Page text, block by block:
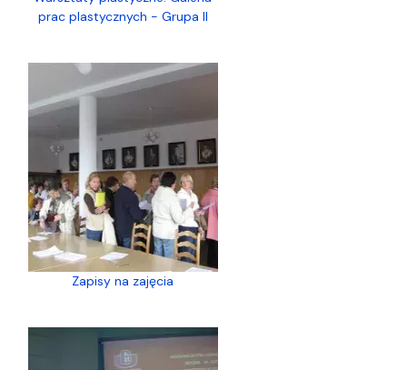
prac plastycznych - Grupa II
Zapisy na zajęcia